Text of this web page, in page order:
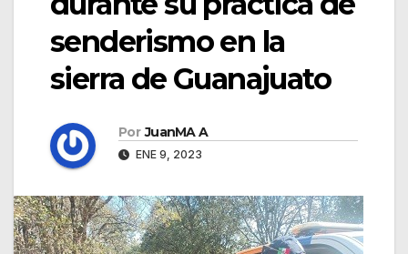
senderismo en la
sierra de Guanajuato
Por JuanMA A
ENE 9, 2023